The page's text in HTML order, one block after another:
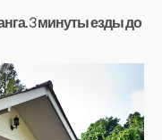
3 минуты езды до